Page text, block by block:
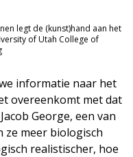
legt de (kunst)hand aan het
of Utah College of
informatie naar het
overeenkomt met dat
George, een van
ze meer biologisch
realistischer, hoe